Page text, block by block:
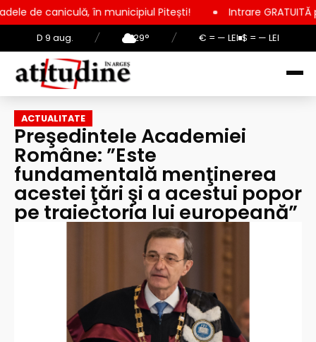
D 9 aug. / 29° / € = — LEI $ = — LEI
în municipiul Pitești! Intrare GRATUITĂ pentru copii,
ACTUALITATE
Preşedintele Academiei
Române: ”Este
fundamentală menţinerea
acestei ţări şi a acestui popor
pe traiectoria lui europeană”